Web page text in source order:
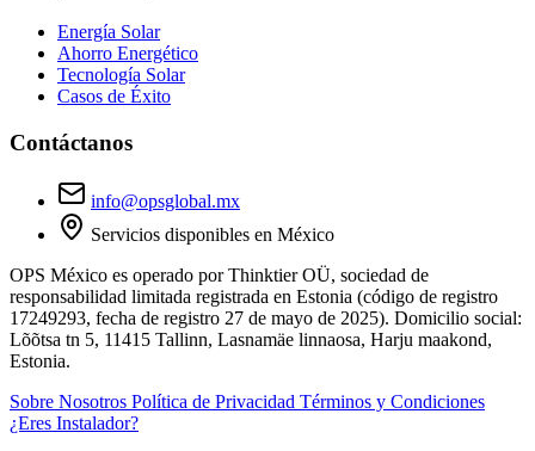
Energía Solar
Ahorro Energético
Tecnología Solar
Casos de Éxito
Contáctanos
info@opsglobal.mx
Servicios disponibles en México
OPS México es operado porThinktier OÜ, sociedad de
responsabilidad limitada registrada en Estonia (código de registro
17249293, fecha de registro 27 de mayo de 2025). Domicilio social:
Lõõtsa tn 5, 11415 Tallinn, Lasnamäe linnaosa, Harju maakond,
Estonia.
Sobre Nosotros Política de Privacidad Términos y Condiciones
¿Eres Instalador?